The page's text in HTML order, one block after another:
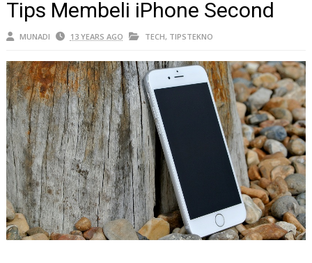
Tips Membeli iPhone Second
MUNADI 13 YEARS AGO TECH, TIPSTEKNO